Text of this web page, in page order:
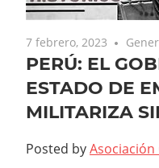
7 febrero, 2023
PERÚ: EL
ESTADO DE
MILITARIZA
Posted by